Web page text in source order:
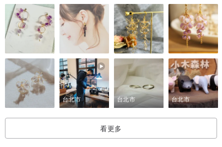
台北市 台北市 台北市
看更多